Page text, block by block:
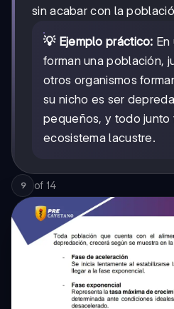
sin acabar con la
💡 Ejemplo práctico: En
forman una población,
otros organismos
su nicho es ser
pequeños, y todo junto
ecosistema lacustre.
9 of 14